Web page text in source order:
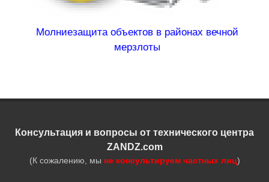
Молниезащита объектов в районах вечной
мерзлоты
Консультация и вопросы от технического центра
ZANDZ.com
(К сожалению, мы не консультируем частных лиц)